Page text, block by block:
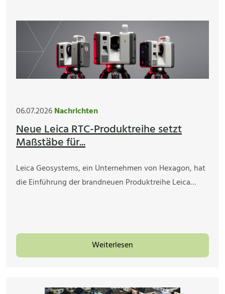
06.07.2026Nachrichten
Neue Leica RTC-Produktreihe setzt
Maßstäbe für...
Leica Geosystems, ein Unternehmen von Hexagon, hat
die Einführung der brandneuen Produktreihe Leica…
Weiterlesen